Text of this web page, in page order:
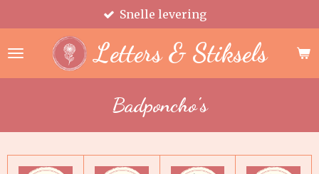
direct
naar
Letters & Stiksels
Snelle levering
Badponcho's